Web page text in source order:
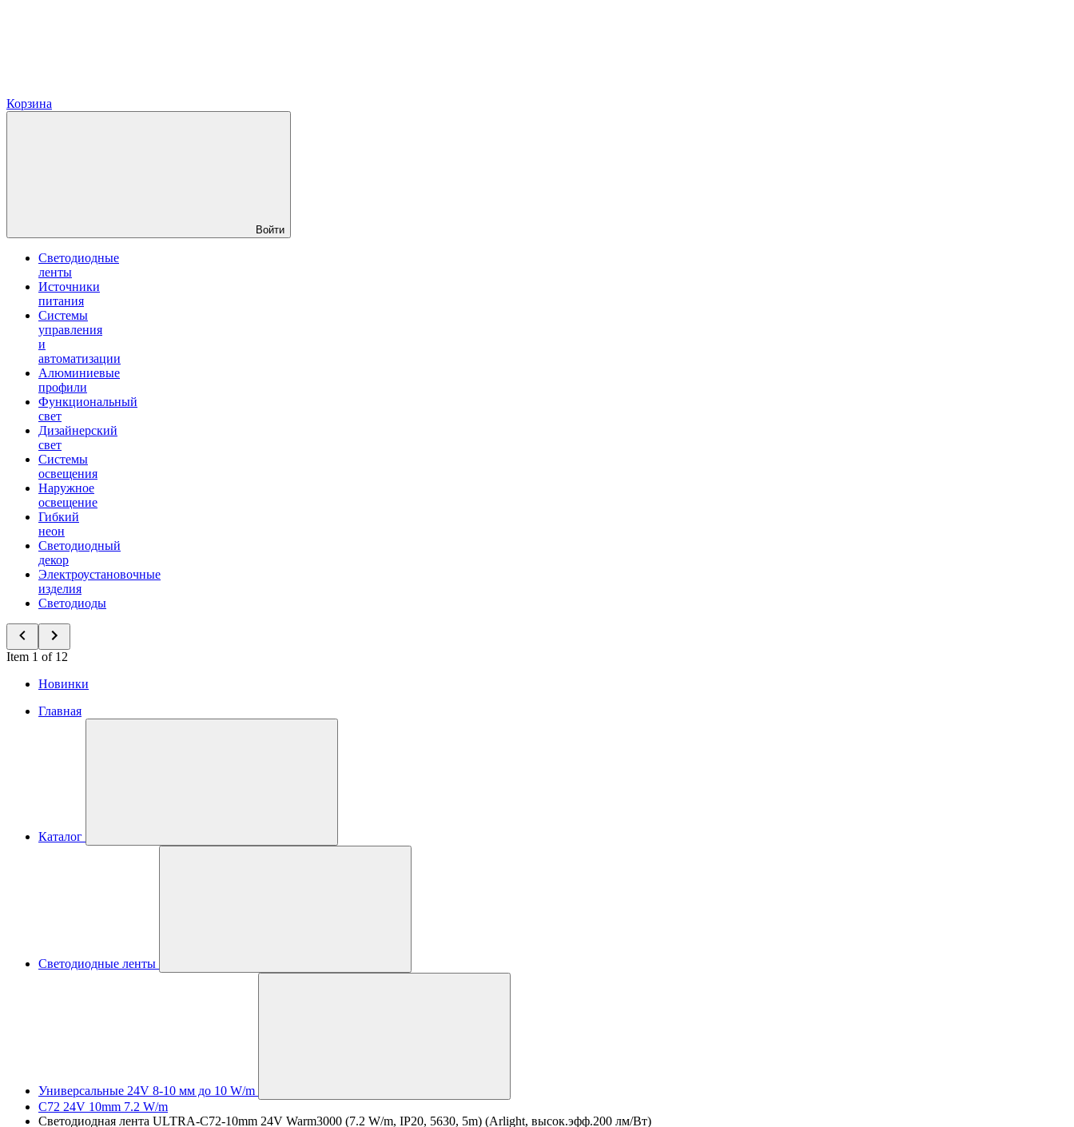
Корзина
Войти
Светодиодные
ленты
Источники
питания
Системы
управления
и
автоматизации
Алюминиевые
профили
Функциональный
свет
Дизайнерский
свет
Системы
освещения
Наружное
освещение
Гибкий
неон
Светодиодный
декор
Электроустановочные
изделия
Светодиоды
Item 1 of 12
Новинки
Главная
Каталог
Светодиодные ленты
Универсальные 24V 8-10 мм до 10 W/m
C72 24V 10mm 7.2 W/m
Светодиодная лента ULTRA-C72-10mm 24V Warm3000 (7.2 W/m, IP20, 5630, 5m) (Arlight, высок.эфф.200 лм/Вт)